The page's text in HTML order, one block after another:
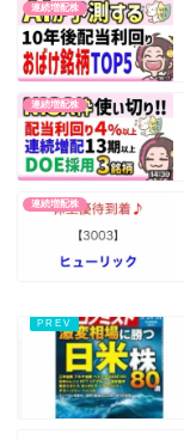
連続増配株
連続増配株
連続増配株